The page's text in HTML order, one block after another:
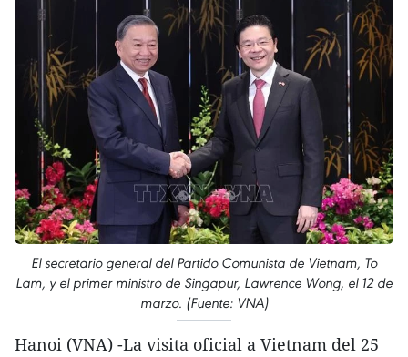
El secretario general del Partido Comunista de Vietnam, To
Lam, y el primer ministro de Singapur, Lawrence Wong, el 12 de
marzo. (Fuente: VNA)
Hanoi (VNA) -La visita oficial a Vietnam del 25